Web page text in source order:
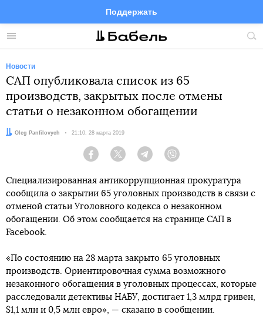
Меню
Поддержать
FacebookTelegramTwitter
Новости
САП опубликовала список из 65
производств, закрытых после отмены
статьи о незаконном обогащении
Автор:
Oleg Panfilovych Дата:
21:10, 28 марта 2019
Facebook Twitter Telegram
Специализированная антикоррупционная прокуратура
сообщила о закрытии 65 уголовных производств в связи с
отменой статьи Уголовного кодекса о незаконном
обогащении. Об этом сообщается на странице САП в
Facebook.
«По состоянию на 28 марта закрыто 65 уголовных
производств. Ориентировочная сумма возможного
незаконного обогащения в уголовных процессах, которые
расследовали детективы НАБУ, достигает 1,3 млрд гривен,
$1,1 млн и 0,5 млн евро», — сказано в сообщении.